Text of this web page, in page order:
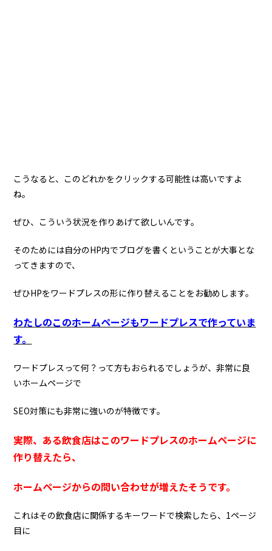
こうなると、このどれかをクリックする可能性は高いですよ
ね。
ぜひ、こういう状況を作りあげて欲しいんです。
そのためには自分のHP内でブログを書くということが大事とな
ってきますので、
ぜひHPをワードプレスの形に作り替えることをお勧めします。
わたしのこのホームページもワードプレスで作っていま
す。
ワードプレスって何？って方もおられるでしょうが、非常に良
いホームページで
SEO対策にも非常に強いのが特徴です。
実際、ある飲食店はこのワードプレスのホームページに
作り替えたら、
ホームページからの問い合わせが増えたそうです。
これはその飲食店に関係するキーワードで検索したら、1ページ
目に